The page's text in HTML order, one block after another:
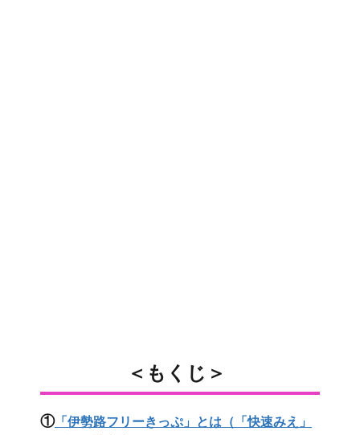
＜もくじ＞
①「伊勢路フリーきっぷ」とは（「快速みえ」